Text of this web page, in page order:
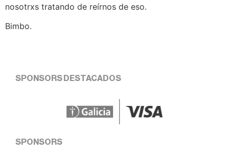
nosotrxs tratando de reírnos de eso.
Bimbo.
SPONSORS DESTACADOS
SPONSORS